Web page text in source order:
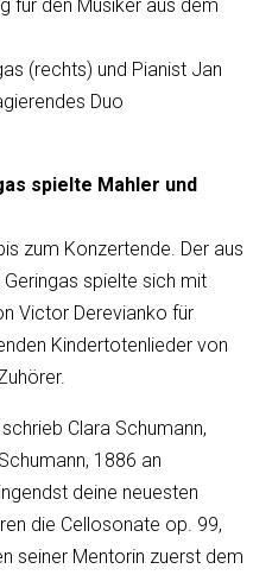
(rechts) und Pianist Jan
Duo
spielte Mahler und
zum Konzertende. Der aus
spielte sich mit
Victor Derevianko für
Kindertotenlieder von
Clara Schumann,
1886 an
deine neuesten
die Cellosonate op. 99,
seiner Mentorin zuerst dem